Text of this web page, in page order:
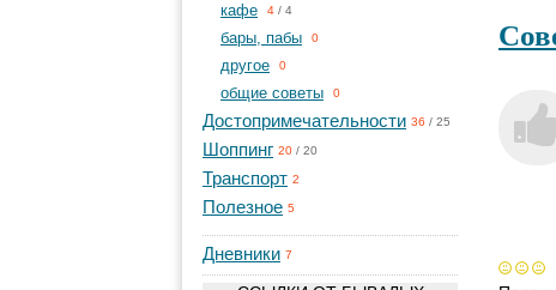
кафе 4 / 4
бары, пабы 0
другое 0
общие советы 0
Достопримечательности 36 / 25
Шоппинг 20 / 20
Транспорт 2
Полезное 5
Дневники 7